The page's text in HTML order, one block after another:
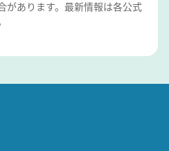
あります。最新情報は各公式